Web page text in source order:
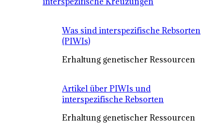
Was sind interspezifische Rebsorten
(PIWIs)
Erhaltung genetischer Ressourcen
Artikel über PIWIs und
interspezifische Rebsorten
Erhaltung genetischer Ressourcen